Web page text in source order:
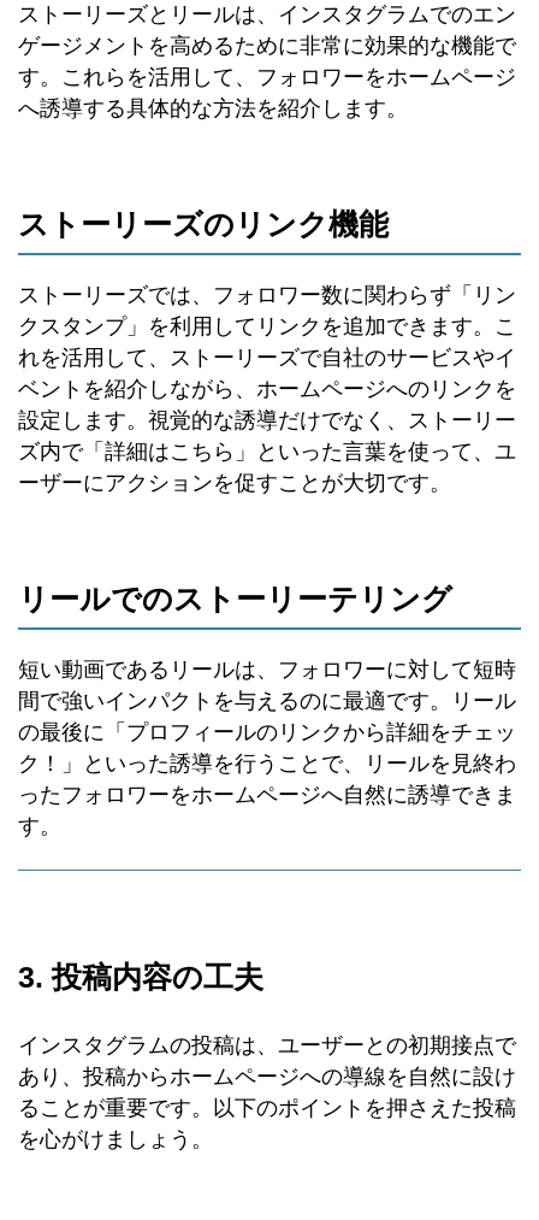
ストーリーズとリールは、インスタグラムでのエン
ゲージメントを高めるために非常に効果的な機能で
す。これらを活用して、フォロワーをホームページ
へ誘導する具体的な方法を紹介します。
ストーリーズのリンク機能
ストーリーズでは、フォロワー数に関わらず「リン
クスタンプ」を利用してリンクを追加できます。こ
れを活用して、ストーリーズで自社のサービスやイ
ベントを紹介しながら、ホームページへのリンクを
設定します。視覚的な誘導だけでなく、ストーリー
ズ内で「詳細はこちら」といった言葉を使って、ユ
ーザーにアクションを促すことが大切です。
リールでのストーリーテリング
短い動画であるリールは、フォロワーに対して短時
間で強いインパクトを与えるのに最適です。リール
の最後に「プロフィールのリンクから詳細をチェッ
ク！」といった誘導を行うことで、リールを見終わ
ったフォロワーをホームページへ自然に誘導できま
す。
3. 投稿内容の工夫
インスタグラムの投稿は、ユーザーとの初期接点で
あり、投稿からホームページへの導線を自然に設け
ることが重要です。以下のポイントを押さえた投稿
を心がけましょう。